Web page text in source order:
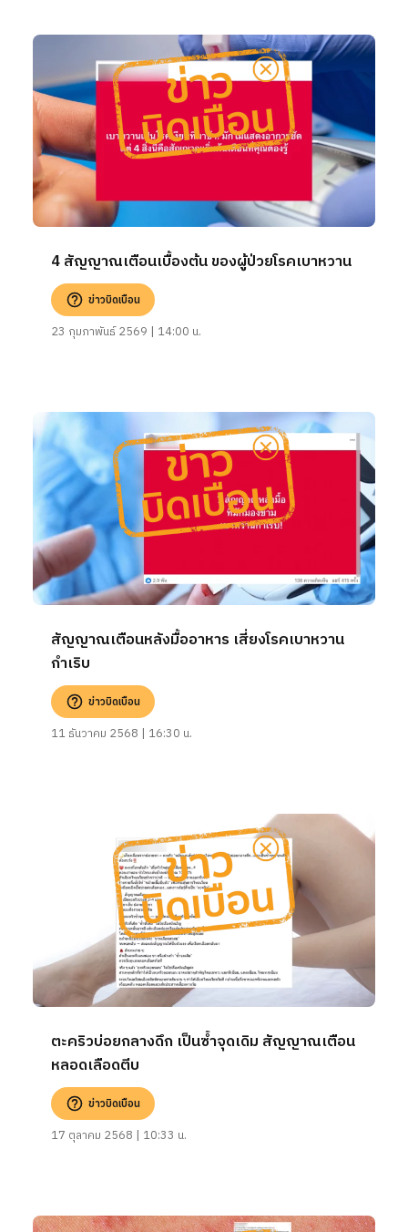
4 สัญญาณเตือนเบื้องต้น ของผู้ป่วยโรคเบาหวาน
ข่าวบิดเบือน
23 กุมภาพันธ์ 2569 | 14:00 น.
สัญญาณเตือนหลังมื้ออาหาร เสี่ยงโรคเบาหวาน
กำเริบ
ข่าวบิดเบือน
11 ธันวาคม 2568 | 16:30 น.
ตะคริวบ่อยกลางดึก เป็นซ้ำจุดเดิม สัญญาณเตือน
หลอดเลือดตีบ
ข่าวบิดเบือน
17 ตุลาคม 2568 | 10:33 น.